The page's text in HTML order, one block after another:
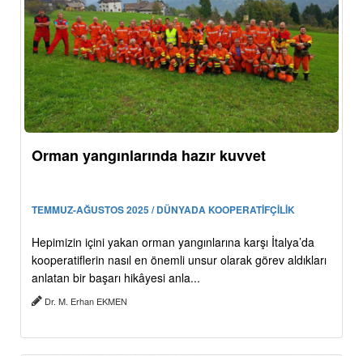
Orman yangınlarında hazır kuvvet
TEMMUZ-AĞUSTOS 2025 / DÜNYADA KOOPERATİFÇİLİK
Hepimizin içini yakan orman yangınlarına karşı İtalya’da
kooperatiflerin nasıl en önemli unsur olarak görev aldıkları
anlatan bir başarı hikâyesi anla...
Dr. M. Erhan EKMEN